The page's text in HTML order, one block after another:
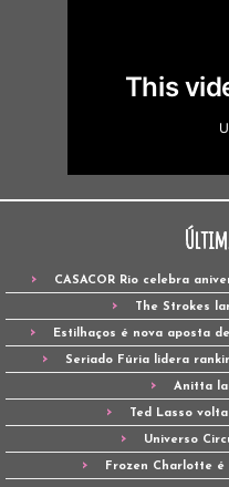
CASACOR Rio celebra
The Strokes
Estilhaços é nova aposta
Seriado Fúria lidera
Anitta
Ted Lasso
Universo
Frozen Charlotte é